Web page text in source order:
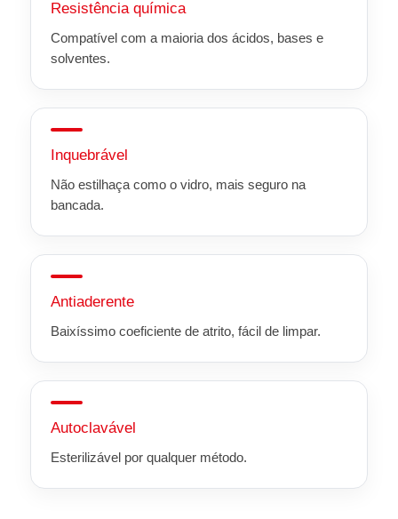
Resistência química
Compatível com a maioria dos ácidos, bases e
solventes.
Inquebrável
Não estilhaça como o vidro, mais seguro na
bancada.
Antiaderente
Baixíssimo coeficiente de atrito, fácil de limpar.
Autoclavável
Esterilizável por qualquer método.